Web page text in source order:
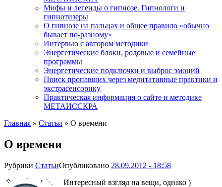
Мифы и легенды о гипнозе. Гипнологи и
гипнотизеры
О гипнозе на пальцах и общее правило «обычно
бывает по-разному»
Интервью с автором методики
Энергетические блоки, родовые и семейные
программы
Энергетические подключки и выброс эмоций
Поиск пропавших через медитативные практики и
экстрасенсорику
Практическая информация о сайте и методике
МЕТАИССКРА
Главная » Статьи » О времени
О времени
Рубрики СтатьиОпубликовано 28.09.2012 - 18:58
Интересный взгляд на вещи, однако )